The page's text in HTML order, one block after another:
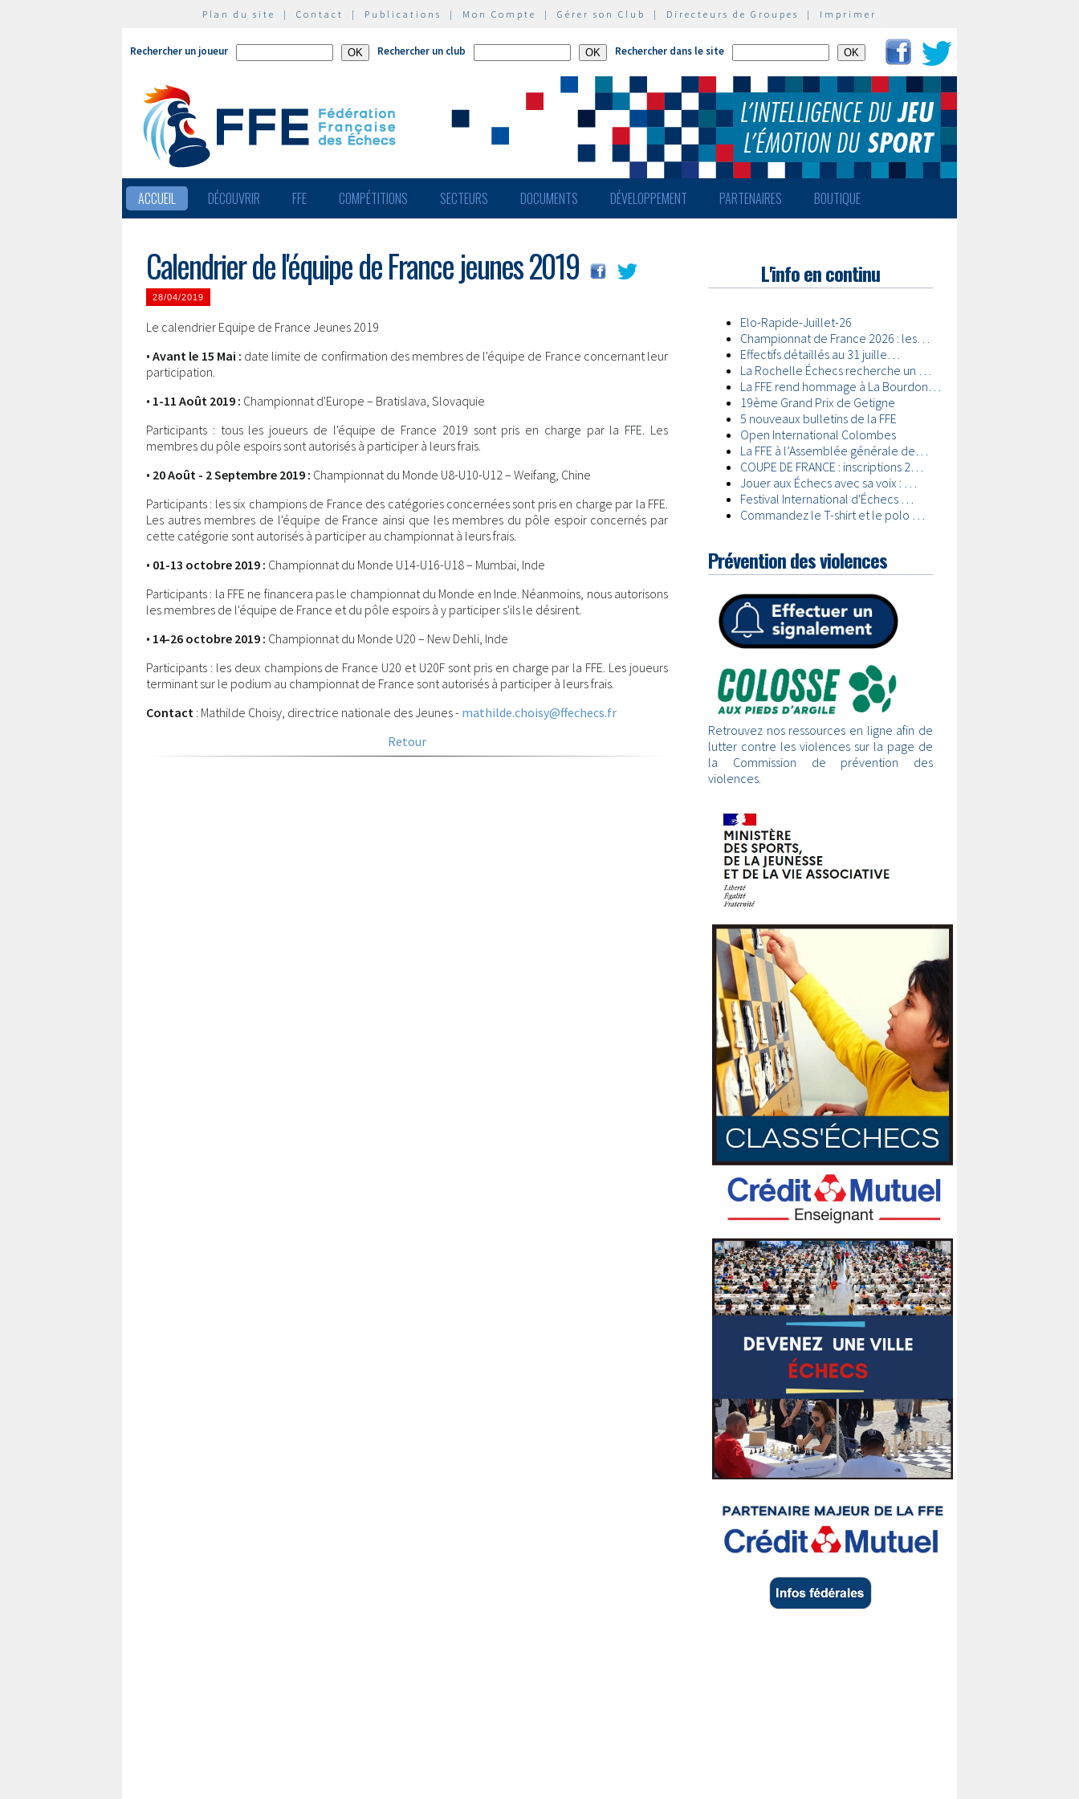
Plan du site | Contact | Publications | Mon Compte | Gérer son Club | Directeurs de Groupes | Imprimer
Rechercher un joueur Rechercher un club Rechercher dans le site
ACCUEIL DÉCOUVRIR FFE COMPÉTITIONS SECTEURS DOCUMENTS DÉVELOPPEMENT PARTENAIRES BOUTIQUE
Calendrier de l'équipe de France jeunes 2019
28/04/2019
Le calendrier Equipe de France Jeunes 2019
•Avant le 15 Mai : date limite de confirmation des membres de l'équipe de France concernant leur
participation.
• 1-11 Août 2019 : Championnat d'Europe – Bratislava, Slovaquie
Participants : tous les joueurs de l'équipe de France 2019 sont pris en charge par la FFE. Les
membres du pôle espoirs sont autorisés à participer à leurs frais.
• 20 Août - 2 Septembre 2019 : Championnat du Monde U8-U10-U12 – Weifang, Chine
Participants : les six champions de France des catégories concernées sont pris en charge par la FFE.
Les autres membres de l'équipe de France ainsi que les membres du pôle espoir concernés par
cette catégorie sont autorisés à participer au championnat à leurs frais.
• 01-13 octobre 2019 : Championnat du Monde U14-U16-U18 – Mumbai, Inde
Participants : la FFE ne financera pas le championnat du Monde en Inde. Néanmoins, nous autorisons
les membres de l'équipe de France et du pôle espoirs à y participer s'ils le désirent.
• 14-26 octobre 2019 : Championnat du Monde U20 – New Dehli, Inde
Participants : les deux champions de France U20 et U20F sont pris en charge par la FFE. Les joueurs
terminant sur le podium au championnat de France sont autorisés à participer à leurs frais.
Contact : Mathilde Choisy, directrice nationale des Jeunes - mathilde.choisy@ffechecs.fr
Retour
L'info en continu
Prévention des violences
Retrouvez nos ressources en ligne afin de
lutter contre les violences sur la page de
la Commission de prévention des
violences.